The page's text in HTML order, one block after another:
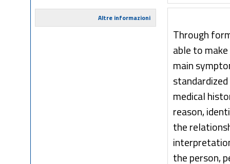
Altre informazioni
Through
able to
main
medical
reason,
the
the person,